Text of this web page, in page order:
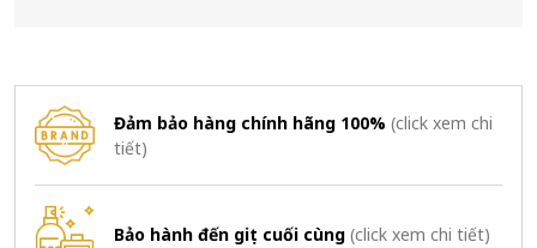
Đảm bảo hàng chính hãng 100% (click xem chi
tiết)
Bảo hành đến giọt cuối cùng (click xem chi tiết)